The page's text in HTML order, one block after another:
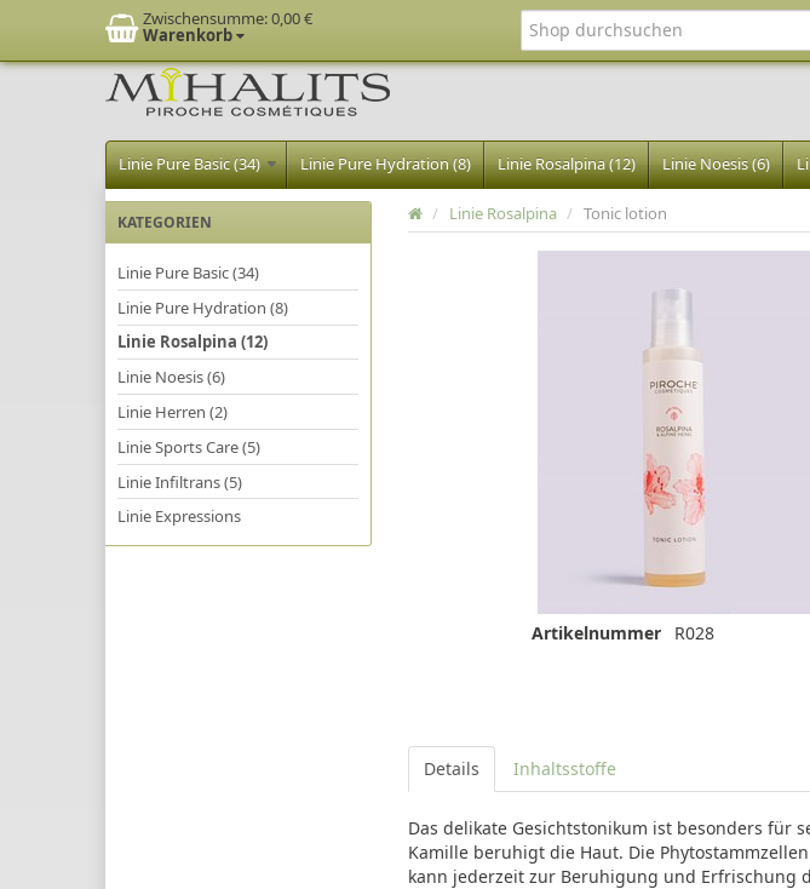
Zwischensumme:0,00 €
Warenkorb
Linie Pure Basic (34) Linie Pure Hydration (8) Linie Rosalpina (12) Linie Noesis (6)
KATEGORIEN
Linie Pure Basic (34)
Linie Pure Hydration (8)
Linie Rosalpina (12)
Linie Noesis (6)
Linie Herren (2)
Linie Sports Care (5)
Linie Infiltrans (5)
Linie Expressions
/ Linie Rosalpina / Tonic lotion
Artikelnummer R028
Details Inhaltsstoffe
Das delikate Gesichtstonikum ist besonders für
Kamille beruhigt die Haut. Die
kann jederzeit zur Beruhigung und Erfrischung